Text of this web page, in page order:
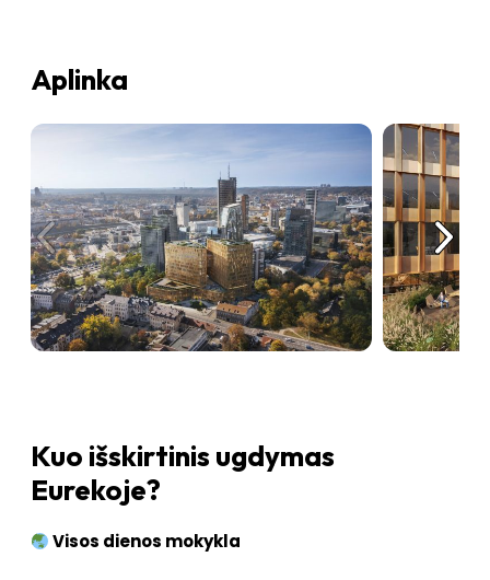
Aplinka
Kuo išskirtinis ugdymas
Eurekoje?
Visos dienos mokykla